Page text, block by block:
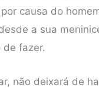
causa do
a sua
de fazer.
não deixará de